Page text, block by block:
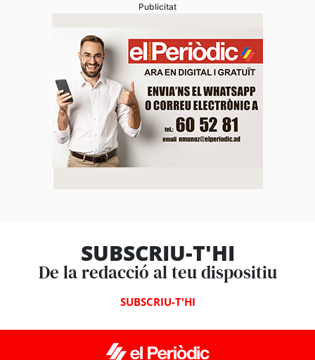
Publicitat
SUBSCRIU-T'HI
De la redacció al teu dispositiu
SUBSCRIU-T'HI